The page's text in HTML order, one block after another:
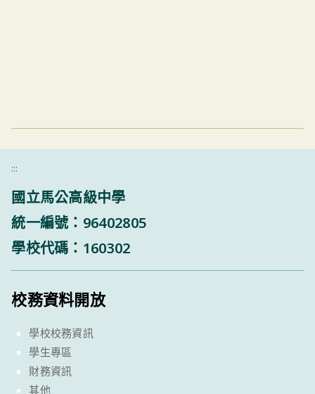
:::
國立馬公高級中學
統一編號：96402805
學校代碼：160302
校務資料開放
學校校務資訊
學生專區
財務資訊
其他